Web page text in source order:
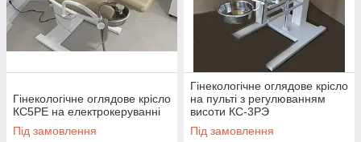
Гінекологічне оглядове крісло
КС5РЕ на електрокеруванні
Під замовлення
Гінекологічне оглядове крісло
на пульті з регулюванням
висоти КС-3РЭ
Під замовлення